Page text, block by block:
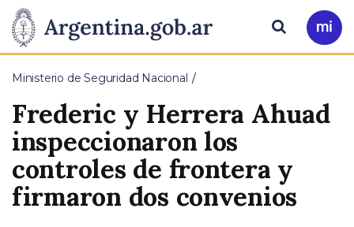
Presidencia
de
la
Nación
Pasar al contenido principal
Ir
a
Buscar
Ministerio de Seguridad Nacional
Frederic y Herrera Ahuad
inspeccionaron los
controles de frontera y
firmaron dos convenios